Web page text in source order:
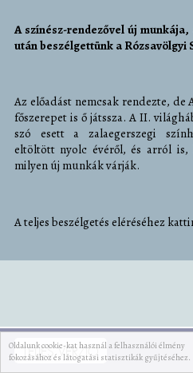
Oldalunk cookie-kat használ a felhasználói élmény
fokozásához és látogatási statisztikák gyűjtéséhez.
A színész-rendezővel új munkája,
után beszélgettünk a Rózsavölgyi
Az előadást nemcsak rendezte,
főszerepet is ő játssza. A II.
szó esett a zalaegerszegi
eltöltött nyolc évéről, és arról is,
milyen új munkák várják.
A teljes beszélgetés eléréséhez
TELJES VERZIÓ